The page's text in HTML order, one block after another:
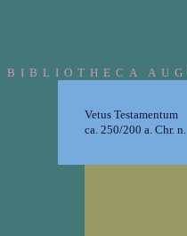
B I B L I O T H E C A A U G
Vetus Testamentum
ca. 250/200 a. Chr. n.